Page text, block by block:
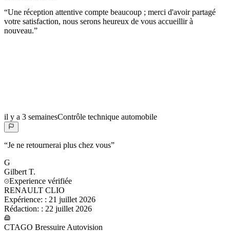
“Une réception attentive compte beaucoup ; merci d'avoir partagé
votre satisfaction, nous serons heureux de vous accueillir à
nouveau.”
il y a 3 semainesContrôle technique automobile
“Je ne retournerai plus chez vous”
G
Gilbert T.
Experience vérifiée
RENAULT CLIO
Expérience: : 21 juillet 2026
Rédaction: : 22 juillet 2026
CTAGO Bressuire Autovision